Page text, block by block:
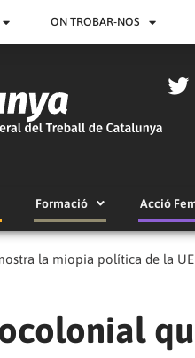
ON TROBAR-NOS
Formació Acció
la miopia política de la UE